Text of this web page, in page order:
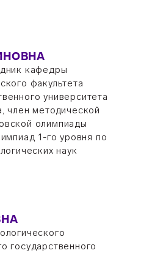
кафедры
факультета
университета
методической
олимпиады
1-го уровня по
наук
государственного